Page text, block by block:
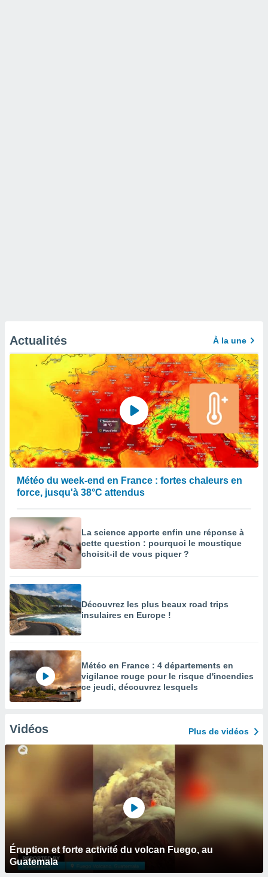
Actualités À la une
Météo du week-end en France : fortes chaleurs en
force, jusqu'à 38°C attendus
La science apporte enfin une réponse à
cette question : pourquoi le moustique
choisit-il de vous piquer ?
Découvrez les plus beaux road trips
insulaires en Europe !
Météo en France : 4 départements en
vigilance rouge pour le risque d'incendies
ce jeudi, découvrez lesquels
Vidéos Plus de vidéos
Éruption et forte activité du volcan Fuego, au
Guatemala